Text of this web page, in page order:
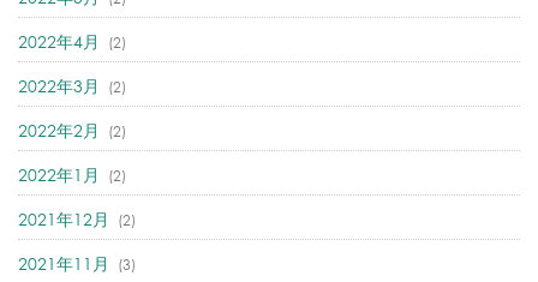
2022年4月 (2)
2022年3月 (2)
2022年2月 (2)
2022年1月 (2)
2021年12月 (2)
2021年11月 (3)